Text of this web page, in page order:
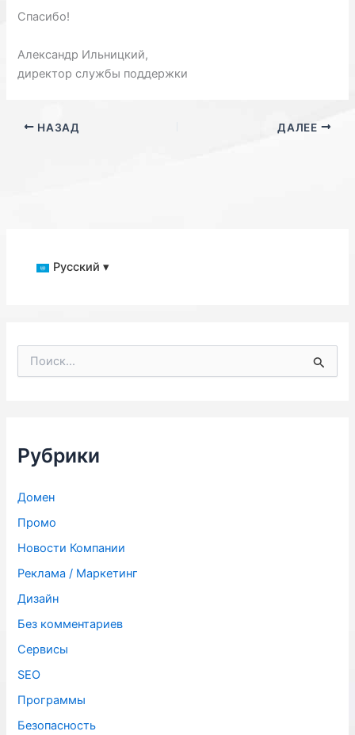
Спасибо!
Александр Ильницкий,
директор службы поддержки
НАЗАД ДАЛЕЕ
Русский ▾
Рубрики
Домен
Промо
Новости Компании
Реклама / Маркетинг
Дизайн
Без комментариев
Сервисы
SЕО
Программы
Безопасность